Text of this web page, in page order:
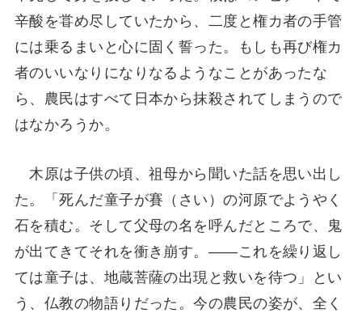
辛酸を甞め尽していたから、二度と権カ者の手管
には乗るまいと心に固く誓った。もしも再び権カ
者のいいなりになりなるようなことがあったな
ら、農民はすべて日本から抹殺されてしまうので
はなかろうか。
木原は子供の頃、祖母から聞いた話を思い出し
た。「死んだ童子が賽（さい）の河原でようやく
石を積む。そして父母の名を呼んだところで、鬼
が出てきてそれを衝き崩す。――これを繰り返し
ては童子は、地蔵菩薩の出現と救いを待つ」とい
う、仏教の物語りだった。今の農民の姿が、全く